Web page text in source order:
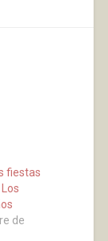
fiestas
de